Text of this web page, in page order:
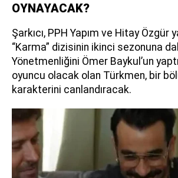
OYNAYACAK?
Şarkıcı, PPH Yapım ve Hitay Özgür
“Karma” dizisinin ikinci sezonuna
Yönetmenliğini Ömer Baykul’un
oyuncu olacak olan Türkmen, bir
karakterini canlandıracak.